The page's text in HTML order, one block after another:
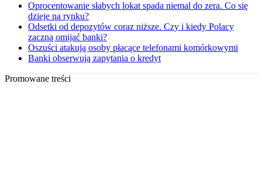
Oprocentowanie słabych lokat spada niemal do zera. Co się
dzieje na rynku?
Odsetki od depozytów coraz niższe. Czy i kiedy Polacy
zaczną omijać banki?
Oszuści atakują osoby płacące telefonami komórkowymi
Banki obserwują zapytania o kredyt
Promowane treści